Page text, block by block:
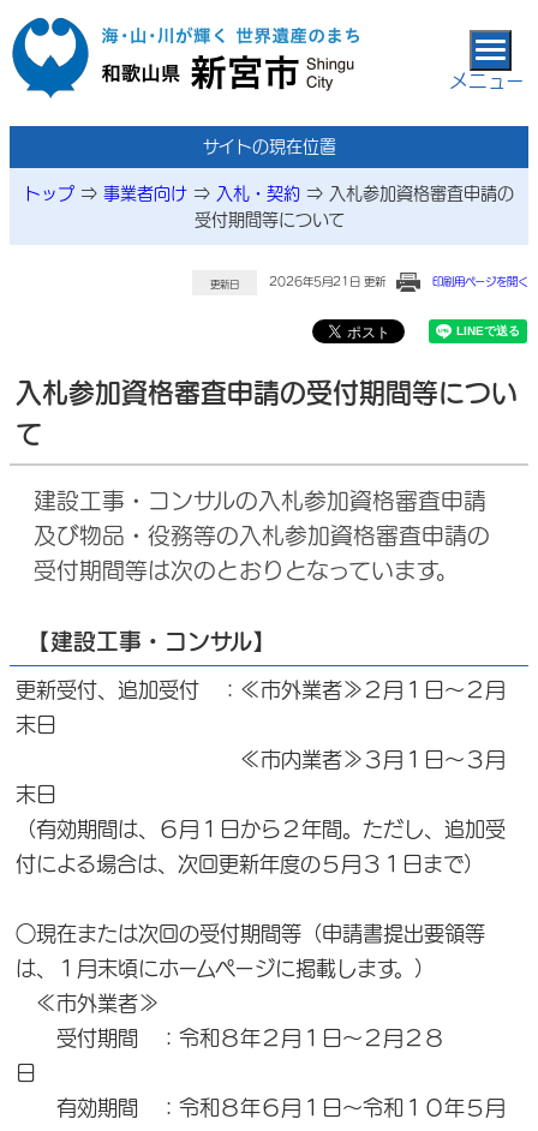
本文へ移動
メニュー
サイトの現在位置
トップ ⇒ 事業者向け ⇒ 入札・契約 ⇒ 入札参加資格審査申請の
受付期間等について
更新日 2026年5月21日 更新 印刷用ページを開く
入札参加資格審査申請の受付期間等につい
て
建設工事・コンサルの入札参加資格審査申請
及び物品・役務等の入札参加資格審査申請の
受付期間等は次のとおりとなっています。
【建設工事・コンサル】
更新受付、追加受付 ：≪市外業者≫２月１日～２月
末日
≪市内業者≫３月１日～３月
末日
（有効期間は、６月１日から２年間。ただし、追加受
付による場合は、次回更新年度の５月３１日まで）
○現在または次回の受付期間等（申請書提出要領等
は、１月末頃にホームページに掲載します。）
≪市外業者≫
受付期間 ：令和８年２月１日～２月２８
日
有効期間 ：令和８年６月１日～令和１０年５月